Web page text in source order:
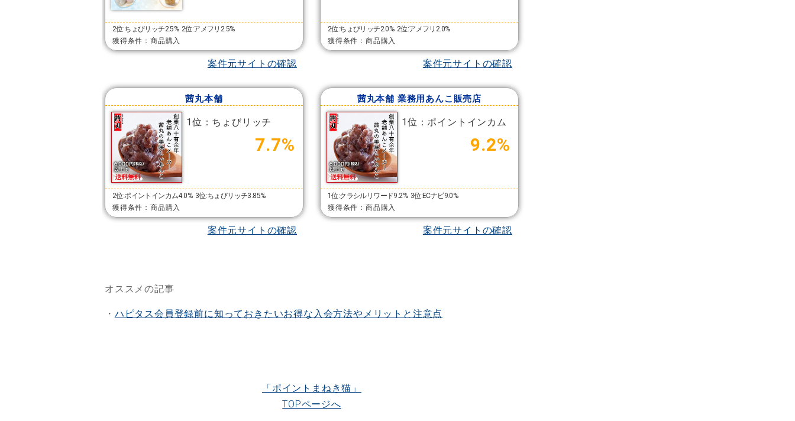
2位:ちょびリッチ2.5% 2位:アメフリ2.5%
獲得条件：商品購入
案件元サイトの確認
2位:ちょびリッチ2.0% 2位:アメフリ2.0%
獲得条件：商品購入
案件元サイトの確認
茜丸本舗
1位：ちょびリッチ
7.7%
2位:ポイントインカム4.0% 3位:ちょびリッチ3.85%
獲得条件：商品購入
案件元サイトの確認
茜丸本舗 業務用あんこ販売店
1位：ポイントインカム
9.2%
1位:クラシルリワード9.2% 3位:ECナビ9.0%
獲得条件：商品購入
案件元サイトの確認
オススメの記事
・ ハピタス会員登録前に知っておきたいお得な入会方法やメリットと注意点
「ポイントまねき猫」
TOPページへ